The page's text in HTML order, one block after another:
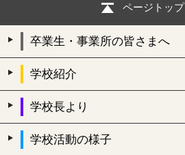
ページトップ
卒業生・事業所の皆さまへ
学校紹介
学校長より
学校活動の様子